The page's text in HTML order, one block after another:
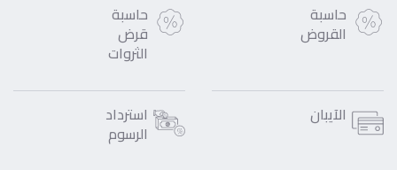
حاسبة
القروض
حاسبة
قرض
الثروات
الآيبان استرداد
الرسوم